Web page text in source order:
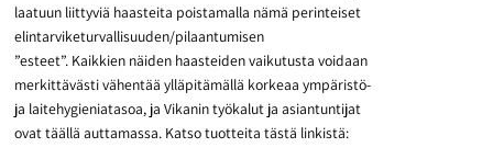
laatuun liittyviä haasteita poistamalla nämä perinteiset
elintarviketurvallisuuden/pilaantumisen
”esteet”. Kaikkien näiden haasteiden vaikutusta voidaan
merkittävästi vähentää ylläpitämällä korkeaa ympäristö-
ja laitehygieniatasoa, ja Vikanin työkalut ja asiantuntijat
ovat täällä auttamassa. Katso tuotteita tästä linkistä: